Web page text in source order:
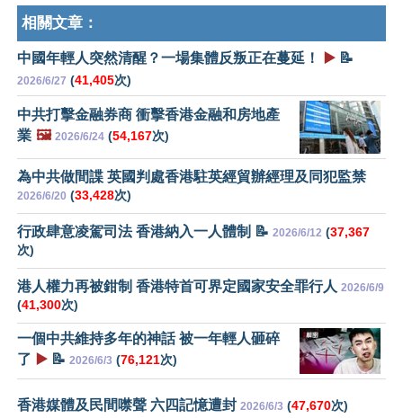
相關文章：
中國年輕人突然清醒？一場集體反叛正在蔓延！ ▶️ 📝
2026/6/27 (41,405次)
中共打擊金融券商 衝擊香港金融和房地產
業 🖼️ 2026/6/24 (54,167次)
為中共做間諜 英國判處香港駐英經貿辦經理及同犯監禁
2026/6/20 (33,428次)
行政肆意凌駕司法 香港納入一人體制 📝 2026/6/12 (37,367
次)
港人權力再被鉗制 香港特首可界定國家安全罪行人 2026/6/9
(41,300次)
一個中共維持多年的神話 被一年輕人砸碎
了 ▶️ 📝 2026/6/3 (76,121次)
香港媒體及民間噤聲 六四記憶遭封 2026/6/3 (47,670次)